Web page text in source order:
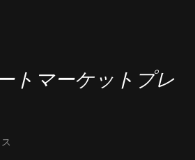
トマーケットプレ